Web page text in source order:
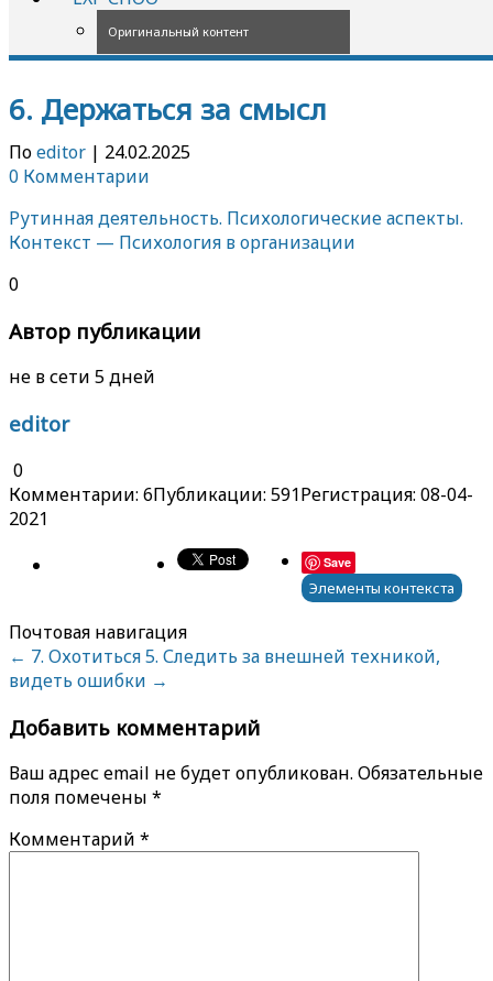
Оригинальный контент
6. Держаться за смысл
Поeditor | 24.02.2025
0 Комментарии
Рутинная деятельность. Психологические аспекты.
Контекст — Психология в организации
0
Автор публикации
не в сети 5 дней
editor
0
Комментарии: 6Публикации: 591Регистрация: 08-04-
2021
Save
Элементы контекста
Почтовая навигация
← 7. Охотиться5. Следить за внешней техникой,
видеть ошибки →
Добавить комментарий
Ваш адрес email не будет опубликован. Обязательные
поля помечены *
Комментарий *